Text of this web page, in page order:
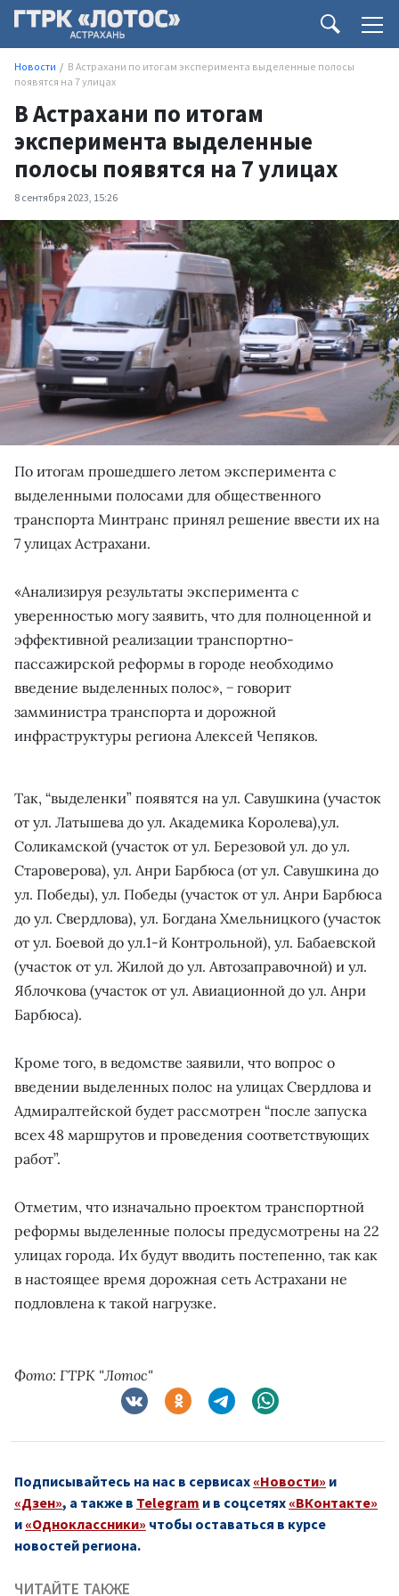
Новости
В Астрахани по итогам эксперимента выделенные полосы
появятся на 7 улицах
В Астрахани по итогам
эксперимента выделенные
полосы появятся на 7 улицах
8 сентября 2023, 15:26
По итогам прошедшего летом эксперимента с
выделенными полосами для общественного
транспорта Минтранс принял решение ввести их на
7 улицах Астрахани.
«Анализируя результаты эксперимента с
уверенностью могу заявить, что для полноценной и
эффективной реализации транспортно-
пассажирской реформы в городе необходимо
введение выделенных полос», − говорит
замминистра транспорта и дорожной
инфраструктуры региона Алексей Чепяков.
Так, “выделенки” появятся на ул. Савушкина (участок
от ул. Латышева до ул. Академика Королева),ул.
Соликамской (участок от ул. Березовой ул. до ул.
Староверова), ул. Анри Барбюса (от ул. Савушкина до
ул. Победы), ул. Победы (участок от ул. Анри Барбюса
до ул. Свердлова), ул. Богдана Хмельницкого (участок
от ул. Боевой до ул.1-й Контрольной), ул. Бабаевской
(участок от ул. Жилой до ул. Автозаправочной) и ул.
Яблочкова (участок от ул. Авиационной до ул. Анри
Барбюса).
Кроме того, в ведомстве заявили, что вопрос о
введении выделенных полос на улицах Свердлова и
Адмиралтейской будет рассмотрен “после запуска
всех 48 маршрутов и проведения соответствующих
работ”.
Отметим, что изначально проектом транспортной
реформы выделенные полосы предусмотрены на 22
улицах города. Их будут вводить постепенно, так как
в настоящее время дорожная сеть Астрахани не
подловлена к такой нагрузке.
Фото: ГТРК "Лотос"
Подписывайтесь на нас в сервисах «Новости» и
«Дзен», а также в Telegram и в соцсетях «ВКонтакте»
и «Одноклассники» чтобы оставаться в курсе
новостей региона.
ЧИТАЙТЕ ТАКЖЕ